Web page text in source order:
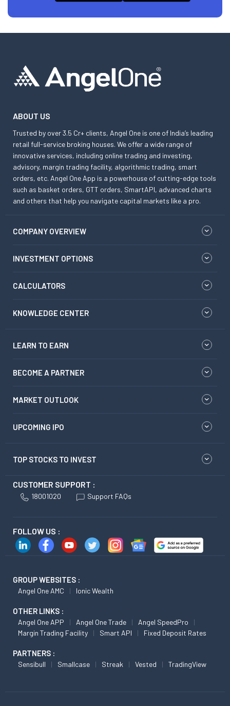
ABOUT US
Trusted by over 3.5 Cr+ clients, Angel One is one of India’s leading
retail full-service broking houses. We offer a wide range of
innovative services, including online trading and investing,
advisory, margin trading facility, algorithmic trading, smart
orders, etc. Angel One App is a powerhouse of cutting-edge tools
such as basket orders, GTT orders, SmartAPI, advanced charts
and others that help you navigate capital markets like a pro.
COMPANY OVERVIEW
INVESTMENT OPTIONS
CALCULATORS
KNOWLEDGE CENTER
LEARN TO EARN
BECOME A PARTNER
MARKET OUTLOOK
UPCOMING IPO
TOP STOCKS TO INVEST
CUSTOMER SUPPORT :
18001020 Support FAQs
FOLLOW US :
GROUP WEBSITES :
Angel One AMC Ionic Wealth
OTHER LINKS :
Angel One APP Angel One Trade
Angel SpeedPro
Margin Trading Facility
Smart API Fixed Deposit Rates
PARTNERS :
Sensibull Smallcase Streak Vested TradingView